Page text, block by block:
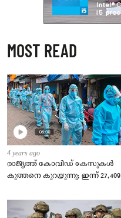
MOST READ
4 years ago
രാജ്യത്ത് കോവിഡ് കേസുകള്‍
കുത്തനെ കുറയുന്നു; ഇന്ന് 27,409